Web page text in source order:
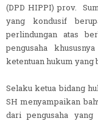
(DPD HIPPI) prov.
yang kondusif
perlindungan atas
pengusaha
ketentuan hukum yang
Selaku ketua bidang
SH menyampaikan
dari pengusaha